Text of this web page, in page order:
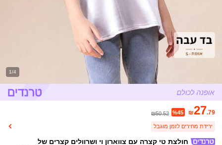
1/4
₪27.79
%45
₪50.52
ירידת מחירים לזמן מוגבל
חולצת טי קצרה עם צווארון וי ושרוולים קצרים של